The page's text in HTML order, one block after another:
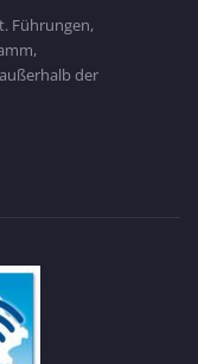
Führungen,
der